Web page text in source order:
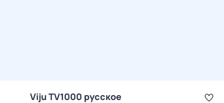
Viju TV1000 русское